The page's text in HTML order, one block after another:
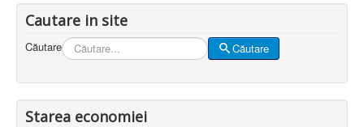
Cautare in site
Căutare Căutare
Starea economiei